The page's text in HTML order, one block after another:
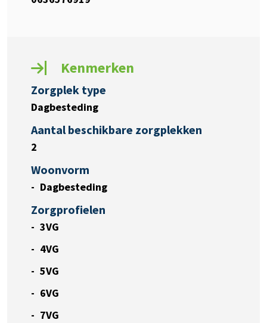
Kenmerken
Zorgplek type
Dagbesteding
Aantal beschikbare zorgplekken
2
Woonvorm
Dagbesteding
Zorgprofielen
3VG
4VG
5VG
6VG
7VG